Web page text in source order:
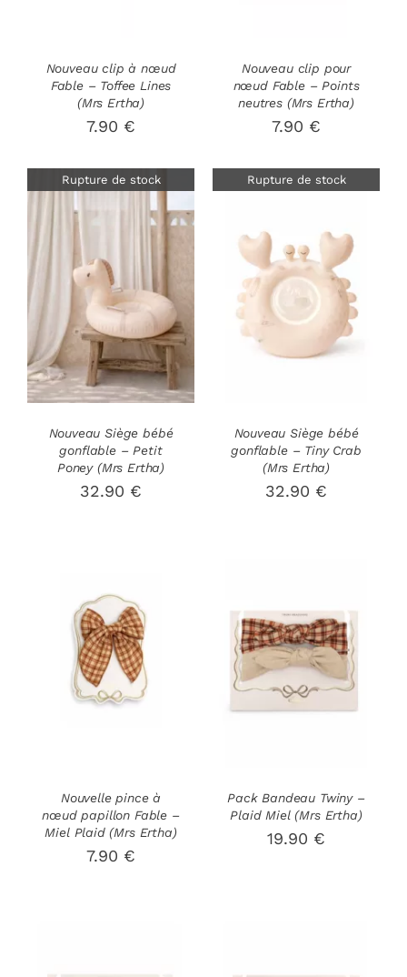
Nouveau clip à nœud
Fable – Toffee Lines
(Mrs Ertha)
7.90 €
Nouveau clip pour
nœud Fable – Points
neutres (Mrs Ertha)
7.90 €
Rupture de stock
DÉTAILS
Nouveau Siège bébé
gonflable – Petit
Poney (Mrs Ertha)
32.90 €
Rupture de stock
DÉTAILS
Nouveau Siège bébé
gonflable – Tiny Crab
(Mrs Ertha)
32.90 €
AJOUTER AU
PANIER
/
DÉTAILS
Nouvelle pince à
nœud papillon Fable –
Miel Plaid (Mrs Ertha)
7.90 €
CHOIX DES
OPTIONS CE
PRODUIT
A
PLUSIEURS
ÊTRE
CHOISIES
SUR
DÉTAILS
Pack Bandeau Twiny –
Plaid Miel (Mrs Ertha)
19.90 €